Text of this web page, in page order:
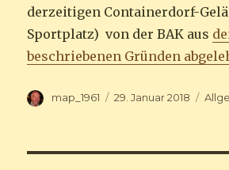
derzeitigen Containerdorf-
Sportplatz) von der BAK aus
beschriebenen Gründen
Autor
map_1961
Veröffentlicht
29. Januar 2018